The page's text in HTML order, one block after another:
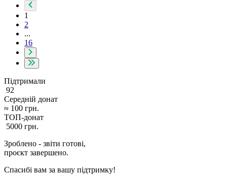
1
2
...
16
Підтримали
92
Середній донат
≈ 100 грн.
ТОП-донат
5000 грн.
Зроблено - звіти готові,
проєкт завершено.
Спасибі вам за вашу підтримку!